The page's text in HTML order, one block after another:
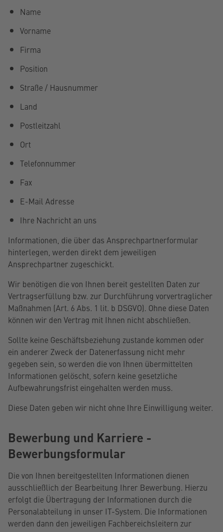
Name
Vorname
Firma
Position
Straße / Hausnummer
Land
Postleitzahl
Ort
Telefonnummer
Fax
E-Mail Adresse
Ihre Nachricht an uns
Informationen, die über das Ansprechpartnerformular
hinterlegen, werden direkt dem jeweiligen
Ansprechpartner zugeschickt.
Wir benötigen die von Ihnen bereit gestellten Daten zur
Vertragserfüllung bzw. zur Durchführung vorvertraglicher
Maßnahmen (Art. 6 Abs. 1 lit. b DSGVO). Ohne diese Daten
können wir den Vertrag mit Ihnen nicht abschließen.
Sollte keine Geschäftsbeziehung zustande kommen oder
ein anderer Zweck der Datenerfassung nicht mehr
gegeben sein, so werden die von Ihnen übermittelten
Informationen gelöscht, sofern keine gesetzliche
Aufbewahrungsfrist eingehalten werden muss.
Diese Daten geben wir nicht ohne Ihre Einwilligung weiter.
Bewerbung und Karriere -
Bewerbungsformular
Die von Ihnen bereitgestellten Informationen dienen
ausschließlich der Bearbeitung Ihrer Bewerbung. Hierzu
erfolgt die Übertragung der Informationen durch die
Personalabteilung in unser IT-System. Die Informationen
werden dann den jeweiligen Fachbereichsleitern zur